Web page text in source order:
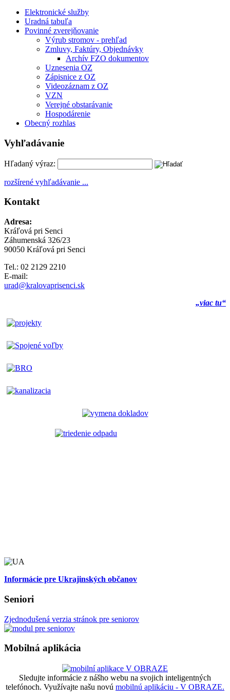
Elektronické služby
Uradná tabuľa
Povinné zverejňovanie
Výrub stromov - prehľad
Zmluvy, Faktúry, Objednávky
Archív FZO dokumentov
Uznesenia OZ
Zápisnice z OZ
Videozáznam z OZ
VZN
Verejné obstarávanie
Hospodárenie
Obecný rozhlas
Vyhľadávanie
Hľadaný výraz:
rozšírené vyhľadávanie ...
Kontakt
Adresa:
Kráľová pri Senci
Záhumenská 326/23
90050 Kráľová pri Senci
Tel.: 02 2129 2210
E-mail:
urad@kralovaprisenci.sk
„viac tu“
Informácie pre Ukrajinských občanov
Seniori
Zjednodušená verzia stránok pre seniorov
Mobilná aplikácia
Sledujte informácie z nášho webu na svojich inteligentných
telefónoch. Využívajte našu novú mobilnú aplikáciu - V OBRAZE.